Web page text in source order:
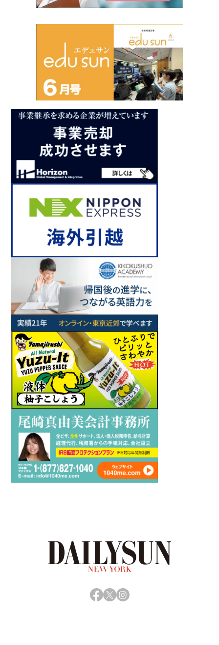
Facebook
X Instagram